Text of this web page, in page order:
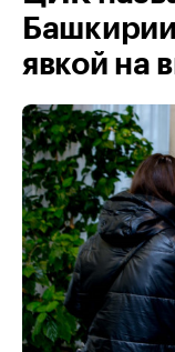
явкой на